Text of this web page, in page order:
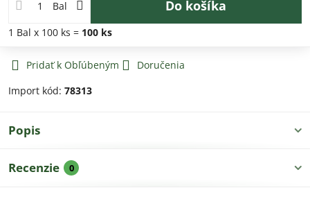
Bal Do košíka
1 Bal x 100 ks = 100 ks
Pridať k Obľúbeným
Doručenia
Import kód: 78313
Popis
Recenzie 0